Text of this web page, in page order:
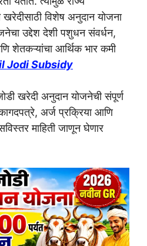
विशेष अनुदान योजना
उद्देश देशी पशुधन संवर्धन,
शेतकऱ्यांचा आर्थिक भार कमी
Jodi Subsidy
खरेदी अनुदान योजनेची संपूर्ण
अर्ज प्रक्रिया आणि
माहिती जाणून घेणार